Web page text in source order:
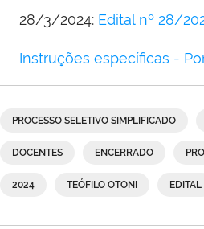
28/3/2024: Edital nº 28/
Instruções específicas -
PROCESSO SELETIVO SIMPLIFICADO
DOCENTES ENCERRADO
2024 TEÓFILO OTONI EDITAL